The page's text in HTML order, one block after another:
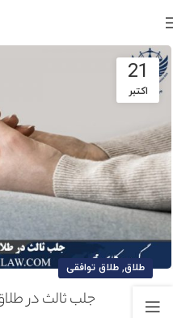
21
اکتبر
طلاق, طلاق توافقی
جلب ثالث در